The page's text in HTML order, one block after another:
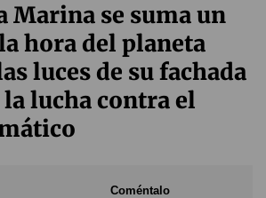
Marina se suma un
hora del planeta
luces de su fachada
la lucha contra el
Coméntalo